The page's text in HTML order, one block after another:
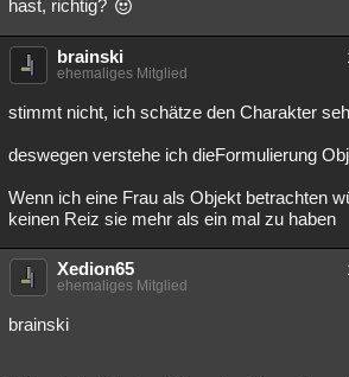
hast, richtig?
brainski
ehemaliges Mitglied
stimmt nicht, ich schätze den Charakter
deswegen verstehe ich dieFormulierung
Wenn ich eine Frau als Objekt betrachten
keinen Reiz sie mehr als ein mal zu haben
Xedion65
ehemaliges Mitglied
brainski